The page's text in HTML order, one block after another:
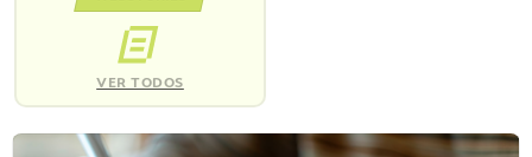
VER TODOS